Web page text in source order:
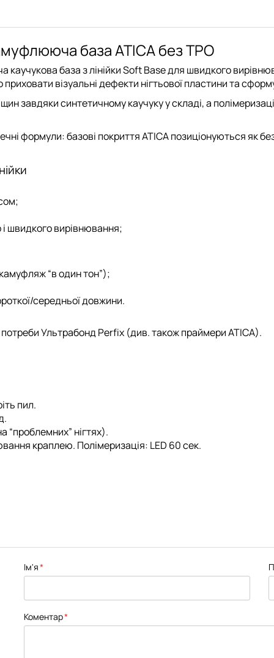
база ATICA без TPO
база з лінійки Soft Base для швидкого
візуальні дефекти нігтьової пластини та
завдякисинтетичному каучукуу складі, а
формули: базові покриття ATICA позиціонуються як
і швидкого вирівнювання;
“в один тон”);
середньої довжини.
потребиУльтрабонд Perfix (див. такожпраймери ATICA).
пил.
“проблемних” нігтях).
краплею. Полімеризація: LED 60 сек.
Ім'я
Коментар